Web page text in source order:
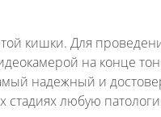
кишки. Для
на конце
надежный и
любую